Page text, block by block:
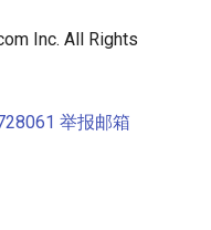
Inc. All Rights
举报邮箱